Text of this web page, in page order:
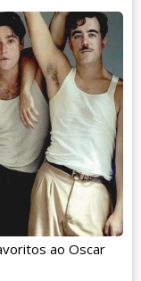
ao Oscar